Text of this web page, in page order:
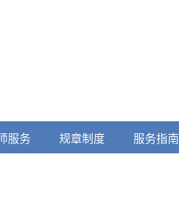
服务 规章制度 服务指南